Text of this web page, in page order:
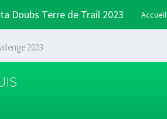
Doubs Terre de Trail 2023 Accueil
2023